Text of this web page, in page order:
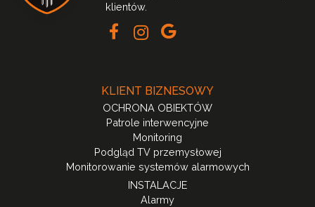
klientów.
KLIENT BIZNESOWY
OCHRONA OBIEKTÓW
Patrole interwencyjne
Monitoring
Podgląd TV przemysłowej
Monitorowanie systemów alarmowych
INSTALACJE
Alarmy